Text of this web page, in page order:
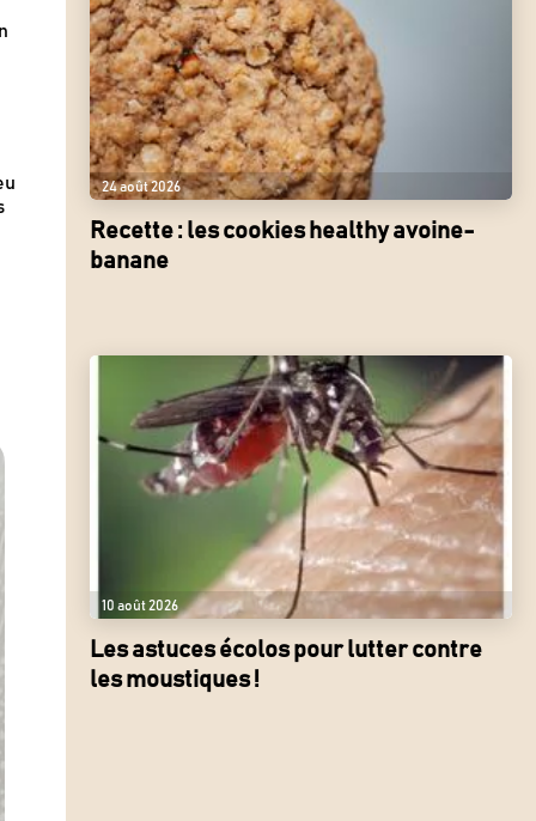
24 août 2026
Recette : les cookies healthy avoine-
banane
10 août 2026
Les astuces écolos pour lutter contre
les moustiques !